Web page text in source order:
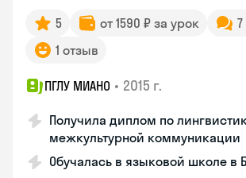
5 от 1590 ₽ за урок
1 отзыв
ПГЛУ МИАНО • 2015 г.
Получила диплом по
межкультурной коммуникации
Обучалась в языковой школе в